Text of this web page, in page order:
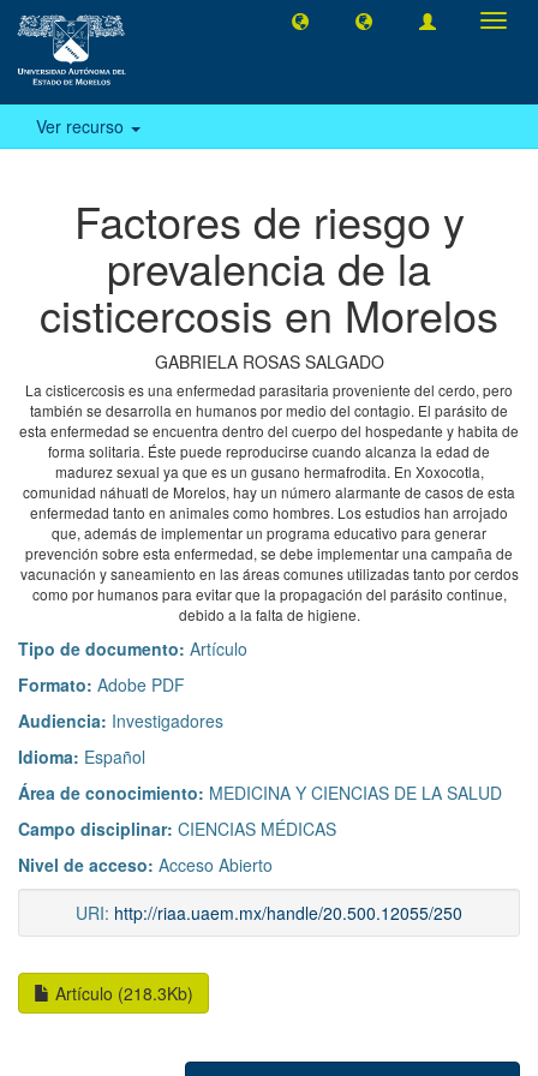
Ver recurso
Factores de riesgo y
prevalencia de la
cisticercosis en Morelos
GABRIELA ROSAS SALGADO
La cisticercosis es una enfermedad parasitaria proveniente del cerdo, pero
también se desarrolla en humanos por medio del contagio. El parásito de
esta enfermedad se encuentra dentro del cuerpo del hospedante y habita de
forma solitaria. Éste puede reproducirse cuando alcanza la edad de
madurez sexual ya que es un gusano hermafrodita. En Xoxocotla,
comunidad náhuatl de Morelos, hay un número alarmante de casos de esta
enfermedad tanto en animales como hombres. Los estudios han arrojado
que, además de implementar un programa educativo para generar
prevención sobre esta enfermedad, se debe implementar una campaña de
vacunación y saneamiento en las áreas comunes utilizadas tanto por cerdos
como por humanos para evitar que la propagación del parásito continue,
debido a la falta de higiene.
Tipo de documento: Artículo
Formato: Adobe PDF
Audiencia: Investigadores
Idioma: Español
Área de conocimiento: MEDICINA Y CIENCIAS DE LA SALUD
Campo disciplinar: CIENCIAS MÉDICAS
Nivel de acceso: Acceso Abierto
URI: http://riaa.uaem.mx/handle/20.500.12055/250
Artículo (218.3Kb)